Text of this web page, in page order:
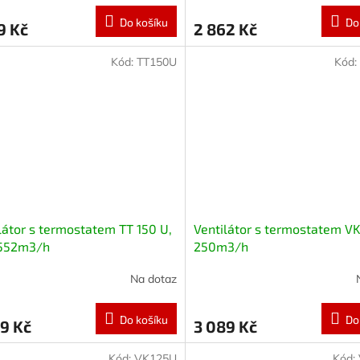
Kč Do košíku 2 862 Kč
s termostatem TT 150 U,
h
Na dotaz
Kč Do košíku
Kód: TT150U
Ventilátor s termostatem
250m3/h
3 089 Kč
Kód: